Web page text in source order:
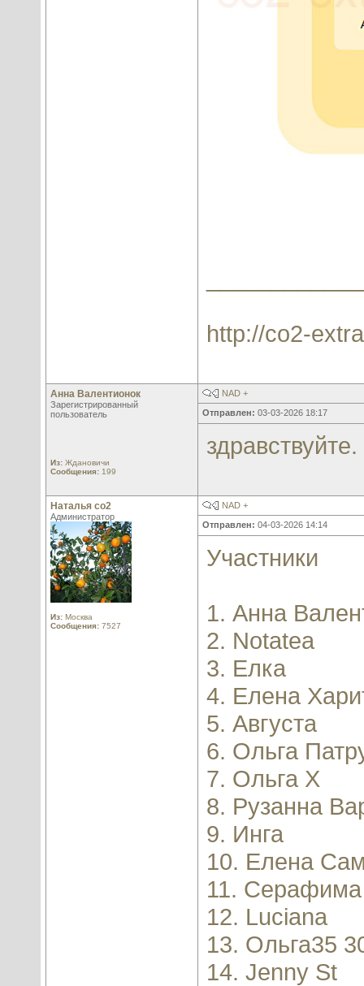
http://co2-
Анна Валентионок
Зарегистрированный
пользователь
Из: Ждановичи
Сообщения: 199
NAD +
Отправлен: 03-03-2026 18:17
Наталья со2
Администратор
Из: Москва
Сообщения: 7527
NAD +
Отправлен: 04-03-2026 14:14
Участники
1. Анна
2. Notatea
3. Елка
4. Елена
5. Августа
6. Ольга
7. Ольга Х
8. Рузанна
9. Инга
10. Елена
11. Серафима
12. Luciana
13. Ольга35
14. Jenny St